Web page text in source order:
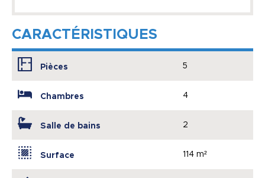
CARACTÉRISTIQUES
Pièces 5
Chambres 4
Salle de bains 2
Surface 114 m²